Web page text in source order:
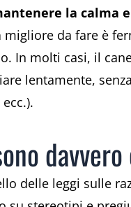
la calma
da fare è
In molti casi, il
lentamente,
delle leggi sulle